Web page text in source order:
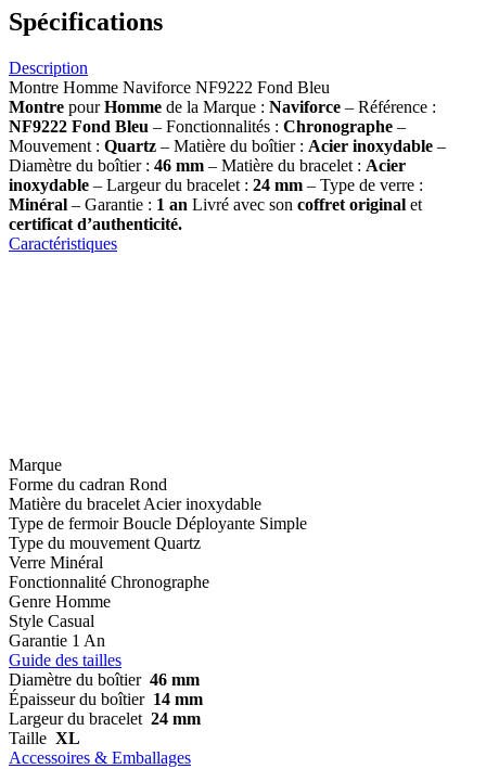
Spécifications
Description
Montre Homme Naviforce NF9222 Fond Bleu
Montre pourHomme de la Marque : Naviforce – Référence :
NF9222 Fond Bleu – Fonctionnalités : Chronographe –
Mouvement : Quartz – Matière du boîtier : Acier inoxydable –
Diamètre du boîtier : 46 mm – Matière du bracelet : Acier
inoxydable – Largeur du bracelet : 24 mm – Type de verre :
Minéral – Garantie : 1 an Livré avec son coffret original et
certificat d’authenticité.
Caractéristiques
Marque
Forme du cadran Rond
Matière du bracelet Acier inoxydable
Type de fermoir Boucle Déployante Simple
Type du mouvement Quartz
Verre Minéral
Fonctionnalité Chronographe
Genre Homme
Style Casual
Garantie 1 An
Guide des tailles
Diamètre du boîtier 46 mm
Épaisseur du boîtier 14 mm
Largeur du bracelet 24 mm
Taille XL
Accessoires & Emballages